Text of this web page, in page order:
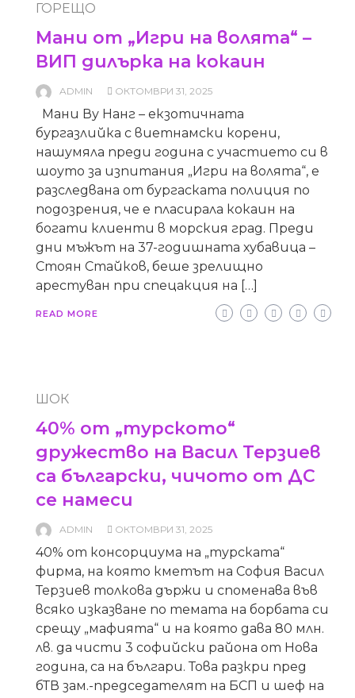
ГОРЕЩО
Мани от „Игри на волята“ –
ВИП дилърка на кокаин
ADMIN ОКТОМВРИ 31, 2025
Мани Ву Нанг – екзотичната
бургазлийка с виетнамски корени,
нашумяла преди година с участието си в
шоуто за изпитания „Игри на волята“, е
разследвана от бургаската полиция по
подозрения, че е пласирала кокаин на
богати клиенти в морския град. Преди
дни мъжът на 37-годишната хубавица –
Стоян Стайков, беше зрелищно
арестуван при спецакция на […]
READ MORE
ШОК
40% от „турското“
дружество на Васил Терзиев
са български, чичото от ДС
се намеси
ADMIN ОКТОМВРИ 31, 2025
40% от консорциума на „турската“
фирма, на която кметът на София Васил
Терзиев толкова държи и споменава във
всяко изказване по темата на борбата си
срещу „мафията“ и на която дава 80 млн.
лв. да чисти 3 софийски района от Нова
година, са на българи. Това разкри пред
бТВ зам.-председателят на БСП и шеф на